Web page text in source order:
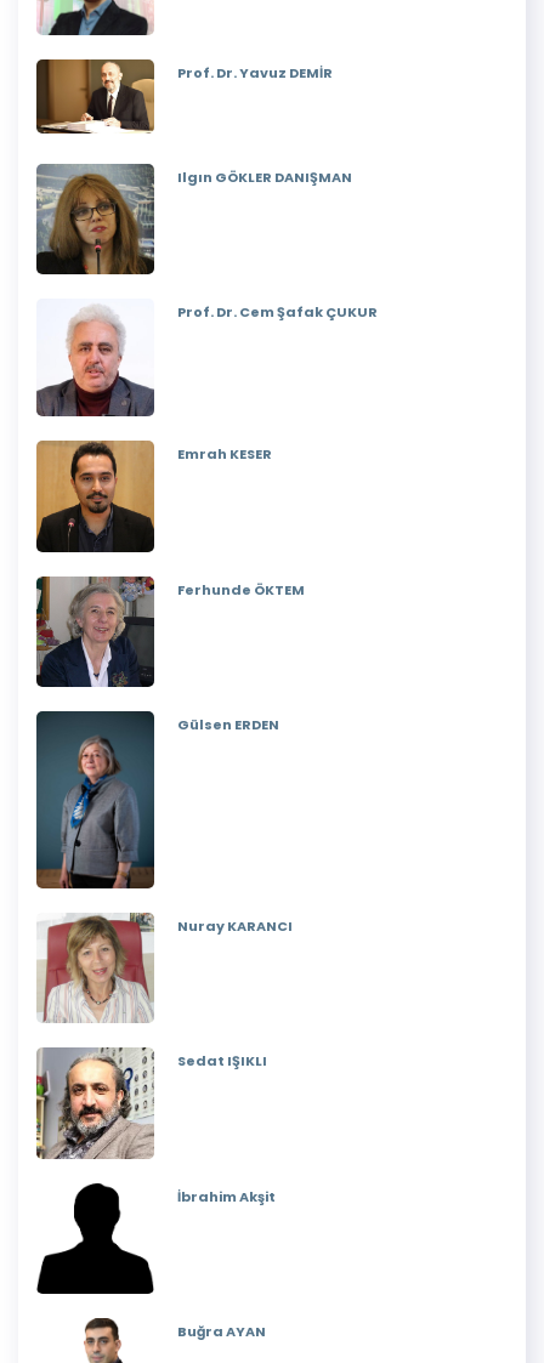
Prof. Dr. Yavuz DEMİR
Ilgın GÖKLER DANIŞMAN
Prof. Dr. Cem Şafak ÇUKUR
Emrah KESER
Ferhunde ÖKTEM
Gülsen ERDEN
Nuray KARANCI
Sedat IŞIKLI
İbrahim Akşit
Buğra AYAN